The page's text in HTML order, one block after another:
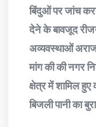
बिंदुओं पर जांच
देने के बावजूद
अव्यवस्थाओं
मांग की की नगर
क्षेत्र में शामिल हुए
बिजली पानी का